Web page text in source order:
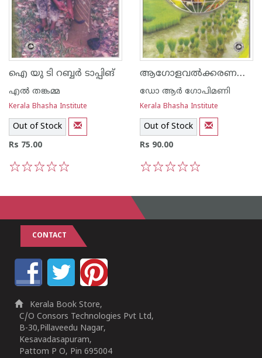
ഐ യു ടി റബ്ബര്‍ ടാപ്പിങ്
എല്‍ തങ്കമ്മ
Kerala Bhasha Institute
Out of Stock
Rs 75.00
ആഗോളവല്‍ക്കരണവും കൃഷിയും
ഡോ ആര്‍ ഗോപിമണി
Kerala Bhasha Institute
Out of Stock
Rs 90.00
CONTACT
Kerala Book Store,
C/O Consors Technologies Pvt Ltd,
B-30,Pillaveedu Nagar,
Kesavadasapuram,
Pattom P O, Pin 695004